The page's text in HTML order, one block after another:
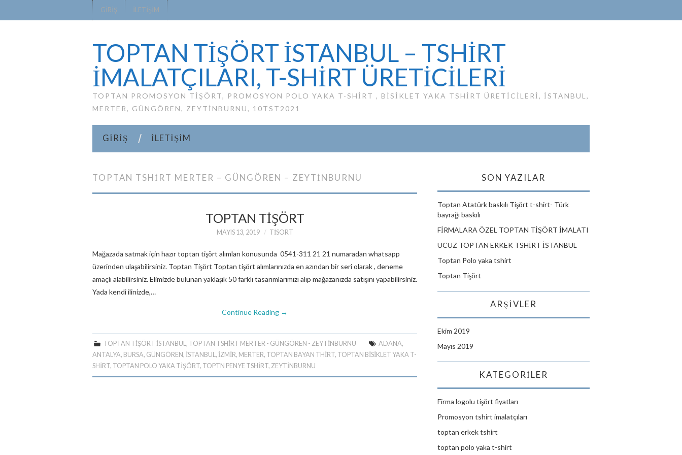
GIRIŞ İLETIŞIM
TOPTAN TİŞÖRT İSTANBUL – TSHIRT
IMALATÇILARI, T-SHIRT ÜRETICILERI
TOPTAN PROMOSYON TIŞÖRT, PROMOSYON POLO YAKA T-SHIRT , BISIKLET YAKA TSHIRT ÜRETICILERI, ISTANBUL,
MERTER, GÜNGÖREN, ZEYTINBURNU, 10TST2021
GIRIŞ İLETIŞIM
TOPTAN TSHIRT MERTER – GÜNGÖREN – ZEYTINBURNU
TOPTAN TIŞÖRT
MAYIS 13, 2019 TISORT
Mağazada satmak için hazır toptan tişört alımları konusunda 0541-311 21 21 numaradan whatsapp
üzerinden ulaşabilirsiniz. Toptan Tişört Toptan tişört alımlarınızda en azından bir seri olarak , deneme
amaçlı alabilirsiniz. Elimizde bulunan yaklaşık 50 farklı tasarımlarımızı alıp mağazanızda satışını yapabilirsiniz.
Yada kendi ilinizde,…
Continue Reading →
TOPTAN TIŞÖRT ISTANBUL, TOPTAN TSHIRT MERTER - GÜNGÖREN - ZEYTINBURNU ADANA,
ANTALYA, BURSA, GÜNGÖREN, ISTANBUL , İZMIR, MERTER, TOPTAN BAYAN THIRT, TOPTAN BISIKLET YAKA T-
SHIRT, TOPTAN POLO YAKA TIŞÖRT, TOPTN PENYE TSHIRT, ZEYTINBURNU
SON YAZILAR
Toptan Atatürk baskılı Tişört t-shirt- Türk
bayrağı baskılı
FİRMALARA ÖZEL TOPTAN TİŞÖRT İMALATI
UCUZ TOPTAN ERKEK TSHİRT İSTANBUL
Toptan Polo yaka tshirt
Toptan Tişört
ARŞIVLER
Ekim 2019
Mayıs 2019
KATEGORILER
Firma logolu tişört fiyatları
Promosyon tshirt imalatçıları
toptan erkek tshirt
toptan polo yaka t-shirt